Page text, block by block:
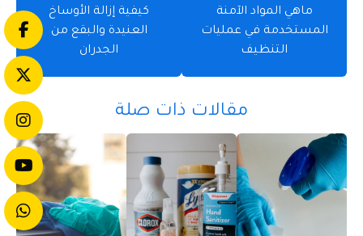
ماهي المواد الآمنة
المستخدمة في عمليات
التنظيف
كيفية إزالة الأوساخ
العنيدة والبقع من
الجدران
مقالات ذات صلة